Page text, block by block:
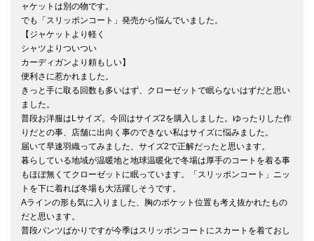
ャケットは別の物です。
でも「スリッポンコート」発売から悩んでいました。
【ジャケットより軽く
シャツよりついつい
カーディガンより頼もしい】
便利さに惹かれました。
きっと手に取る回数も多いはず、クローゼットで眠らないはずだと思い
ました。
普段お洋服はLサイズ。今回はサイズ2を購入しました。ゆったりした作
りだとの事、店舗に出向く事のできない私はサイズに悩みました。
届いて早速羽織ってみました、サイズ2で正解だったと思います。
暮らしている地域が温暖地と地球温暖化で冬場は厚手のコートを着る事
もほぼ無くてクローゼットに眠っています。「スリッポンコート」ニッ
トを下に着れば冬場も大活躍しそうです。
Aラインの形も気に入りました、胸のポケット位置も考え抜かれたもの
だと思います。
普段パンツばかりですが今季はスリッポンコートにスカートを着ておし